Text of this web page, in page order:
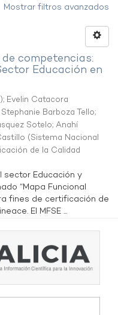
Mostrar filtros avanzados
competencias:
Educación en
; Evelin Catacora
Stephanie Barboza Tello;
Sotelo; Anahí
(Sistema Nacional
de la Calidad
sector Educación y
“Mapa Funcional
fines de certificación de
El MFSE ...